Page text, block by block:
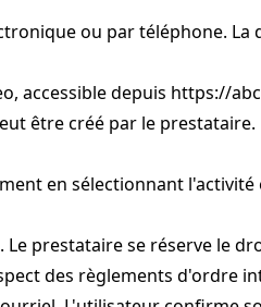
ou par téléphone.
accessible depuis https://
être créé par le prestataire.
en sélectionnant
prestataire se réserve le
des règlements d'ordre